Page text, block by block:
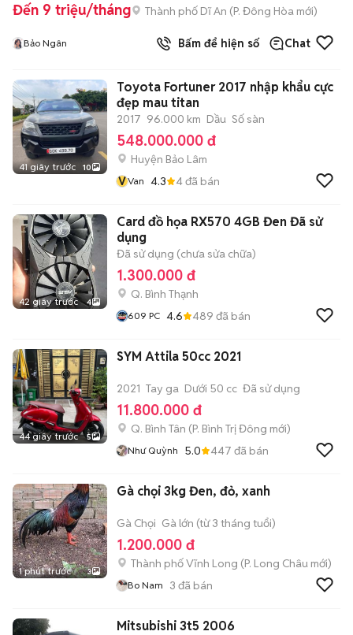
Đến 9 triệu/tháng Thành phố Dĩ An (P. Đông Hòa mới)
Bảo Ngân Bấm để hiện số Chat
41 giây trước 10
Toyota Fortuner 2017 nhập khẩu cực
đẹp mau titan
2017 96.000 km Dầu Số sàn
548.000.000 đ
Huyện Bảo Lâm
VVan 4.3 4đã bán
42 giây trước 4
Card đồ họa RX570 4GB Đen Đã sử
dụng
Đã sử dụng (chưa sửa chữa)
1.300.000 đ
Q. Bình Thạnh
609 PC 4.6 489 đã bán
44 giây trước 5
SYM Attila 50cc 2021
2021 Tay ga Dưới 50 cc Đã sử dụng
11.800.000 đ
Q. Bình Tân (P. Bình Trị Đông mới)
Như Quỳnh 5.0 447 đã bán
1 phút trước 3
Gà chọi 3kg Đen, đỏ, xanh
Gà Chọi Gà lớn (từ 3 tháng tuổi)
1.200.000 đ
Thành phố Vĩnh Long (P. Long Châu mới)
Bo Nam 3 đã bán
Mitsubishi 3t5 2006